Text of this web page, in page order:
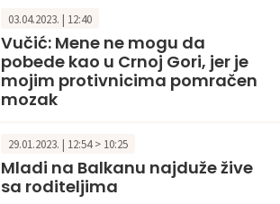
03.04.2023. | 12:40
Vučić: Mene ne mogu da
pobede kao u Crnoj Gori, jer je
mojim protivnicima pomračen
mozak
29.01.2023. | 12:54 > 10:25
Mladi na Balkanu najduže žive
sa roditeljima